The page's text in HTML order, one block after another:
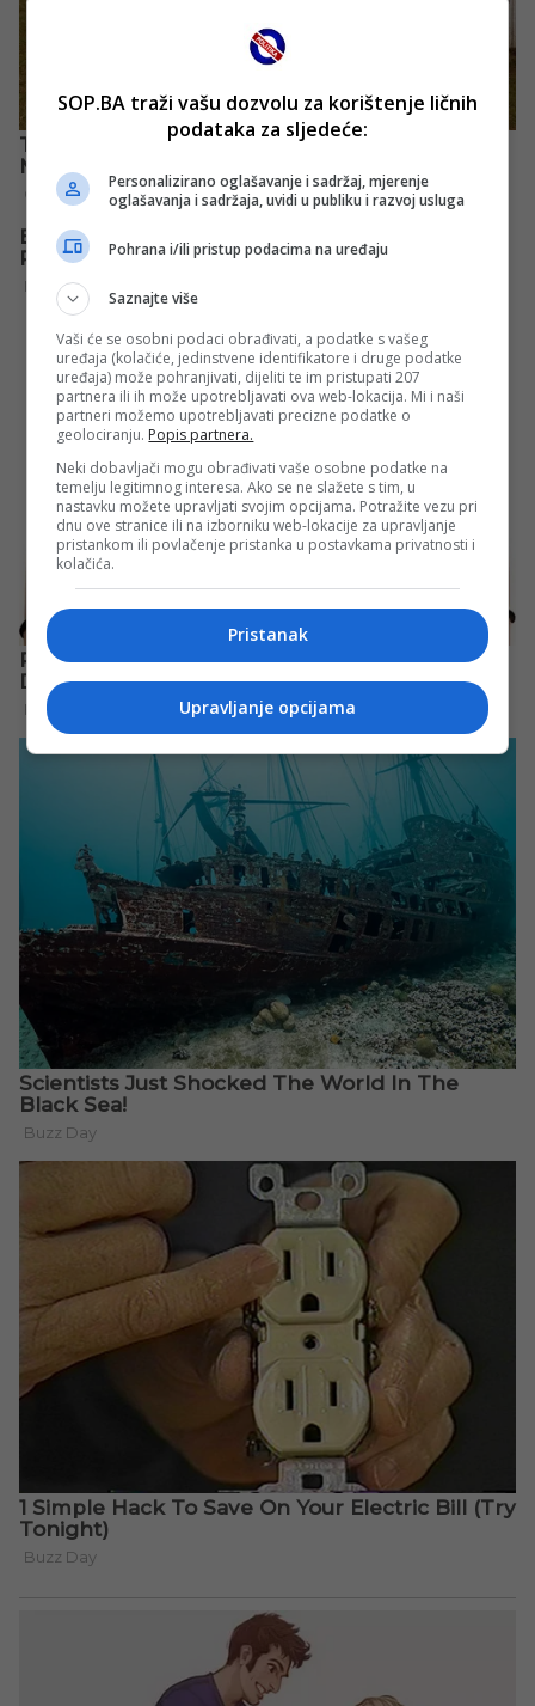
SOP.BA traži vašu dozvolu za korištenje ličnih
podataka za sljedeće:
Personalizirano oglašavanje i sadržaj, mjerenje
oglašavanja i sadržaja, uvidi u publiku i razvoj usluga
Pohrana i/ili pristup podacima na uređaju
Saznajte više
Vaši će se osobni podaci obrađivati, a podatke s vašeg
uređaja (kolačiće, jedinstvene identifikatore i druge podatke
uređaja) može pohranjivati, dijeliti te im pristupati 207
partnera ili ih može upotrebljavati ova web-lokacija. Mi i naši
partneri možemo upotrebljavati precizne podatke o
geolociranju. Popis partnera.
Neki dobavljači mogu obrađivati vaše osobne podatke na
temelju legitimnog interesa. Ako se ne slažete s tim, u
nastavku možete upravljati svojim opcijama. Potražite vezu pri
dnu ove stranice ili na izborniku web-lokacije za upravljanje
pristankom ili povlačenje pristanka u postavkama privatnosti i
kolačića.
Pristanak
Upravljanje opcijama